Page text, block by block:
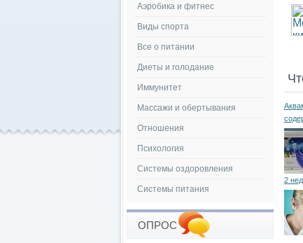
2
Аэробика и фитнес
Виды спорта
Все о питании
Диеты и голодание
Иммунитет
Массажи и обертывания
Отношения
Психология
Системы оздоровления
Системы питания
ОПРОС